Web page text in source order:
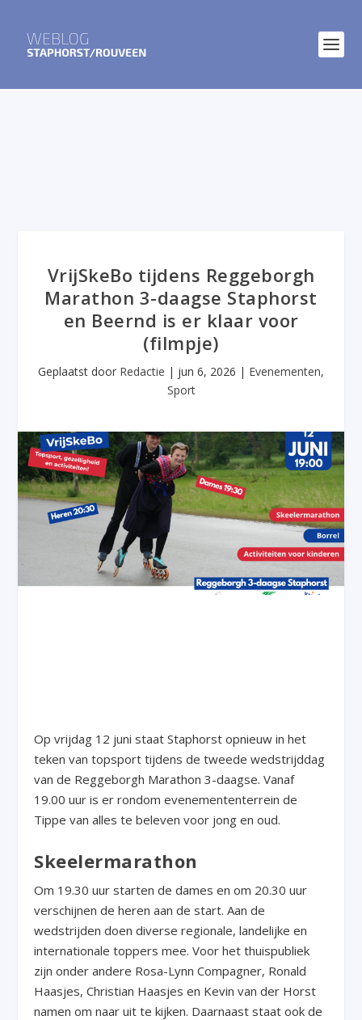
VrijSkeBo tijdens Reggeborgh
Marathon 3-daagse Staphorst
en Beernd is er klaar voor
(filmpje)
Geplaatst door Redactie | jun 6, 2026 | Evenementen,
Sport
Op vrijdag 12 juni staat Staphorst opnieuw in het
teken van topsport tijdens de tweede wedstrijddag
van de Reggeborgh Marathon 3-daagse. Vanaf
19.00 uur is er rondom evenemententerrein de
Tippe van alles te beleven voor jong en oud.
Skeelermarathon
Om 19.30 uur starten de dames en om 20.30 uur
verschijnen de heren aan de start. Aan de
wedstrijden doen diverse regionale, landelijke en
internationale toppers mee. Voor het thuispubliek
zijn onder andere Rosa-Lynn Compagner, Ronald
Haasjes, Christian Haasjes en Kevin van der Horst
namen om naar uit te kijken. Daarnaast staat ook de